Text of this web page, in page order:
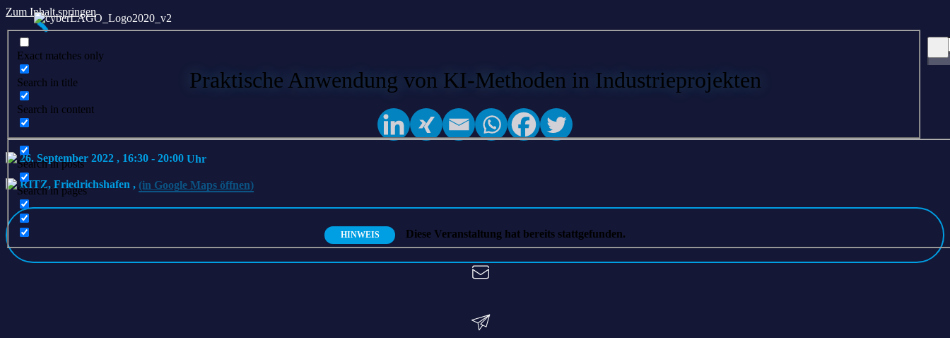
Zum Inhalt springen
Exact matches only
Search in title
Search in content
Search in posts
Search in pages
Praktische Anwendung von KI-Methoden in Industrieprojekten
26. September 2022 , 16:30 - 20:00
RITZ, Friedrichshafen , (in Google Maps öffnen)
HINWEIS Diese Veranstaltung hat bereits stattgefunden.